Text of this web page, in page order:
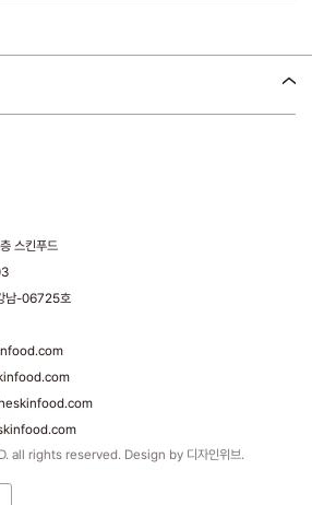
스킨푸드
남-06725호
rights reserved. Design by 디자인위브.